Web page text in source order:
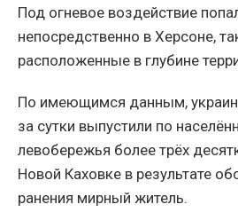
Под огневое воздействие
непосредственно в Херсоне,
расположенные в глубине
По имеющимся данным,
за сутки выпустили по
левобережья более трёх
Новой Каховке в результате
ранения мирный житель.